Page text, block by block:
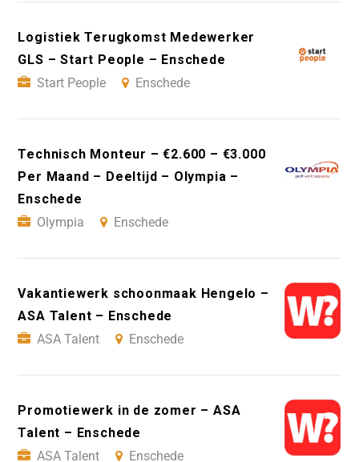
Logistiek Terugkomst Medewerker
GLS – Start People – Enschede
Start People
Enschede
Technisch Monteur – €2.600 – €3.000
Per Maand – Deeltijd – Olympia –
Enschede
Olympia
Enschede
Vakantiewerk schoonmaak Hengelo –
ASA Talent – Enschede
ASA Talent
Enschede
Promotiewerk in de zomer – ASA
Talent – Enschede
ASA Talent
Enschede